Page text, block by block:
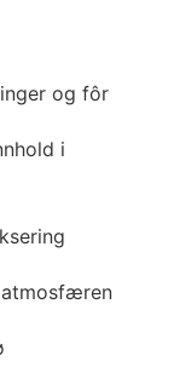
og fôr
i
atmosfæren